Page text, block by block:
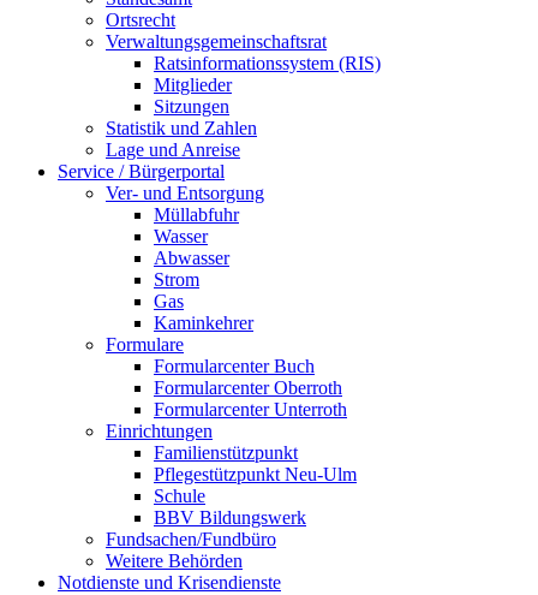
Ortsrecht
Verwaltungsgemeinschaftsrat
Ratsinformationssystem (RIS)
Mitglieder
Sitzungen
Statistik und Zahlen
Lage und Anreise
Service / Bürgerportal
Ver- und Entsorgung
Müllabfuhr
Wasser
Abwasser
Strom
Gas
Kaminkehrer
Formulare
Formularcenter Buch
Formularcenter Oberroth
Formularcenter Unterroth
Einrichtungen
Familienstützpunkt
Pflegestützpunkt Neu-Ulm
Schule
BBV Bildungswerk
Fundsachen/Fundbüro
Weitere Behörden
Notdienste und Krisendienste